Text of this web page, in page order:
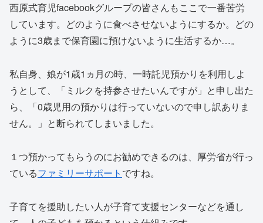
西原式育児facebookグループの皆さんもここで一番苦労
しています。どのように食べさせないようにするか。どの
ように3歳まで保育園に預けないように生活するか…。
私自身、娘が1歳1ヵ月の時、一時託児預かりを利用しよ
うとして、「ミルクを持参させたいんですが」と申し出た
ら、「0歳児用の預かりは行っていないので申し訳ありま
せん。」と断られてしまいました。
１つ預かってもらうのにお勧めできるのは、厚労省が行っ
ているファミリーサポート ですね。
子育てを援助したい人が子育て支援センターなどを通し